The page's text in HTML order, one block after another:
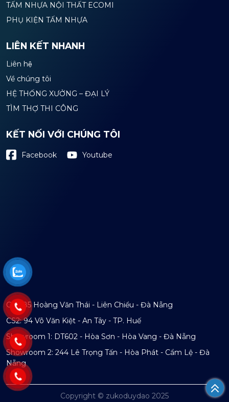
TẤM NHỰA NỘI THẤT ECOMI
PHỤ KIỆN TẤM NHỰA
LIÊN KẾT NHANH
Liên hệ
Về chúng tôi
HỆ THỐNG XƯỞNG – ĐẠI LÝ
TÌM THỢ THI CÔNG
KẾT NỐI VỚI CHÚNG TÔI
Facebook Youtube
CS1: 85 Hoàng Văn Thái - Liên Chiểu - Đà Nẵng
CS2: 94 Võ Văn Kiệt - An Tây - TP. Huế
Showroom 1: DT602 - Hòa Sơn - Hòa Vang - Đà Nẵng
Showroom 2: 244 Lê Trọng Tấn - Hòa Phát - Cẩm Lệ - Đà
Nẵng
Copyright © zukoduydao 2025